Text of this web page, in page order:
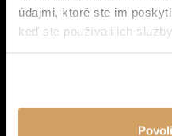
údajmi, ktoré ste im
keď ste používali ich služby.